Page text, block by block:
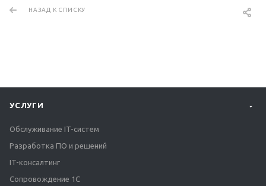
НАЗАД К СПИСКУ
УСЛУГИ
Обслуживание IT-систем
Разработка ПО и решений
IT-консалтинг
Сопровождение 1С